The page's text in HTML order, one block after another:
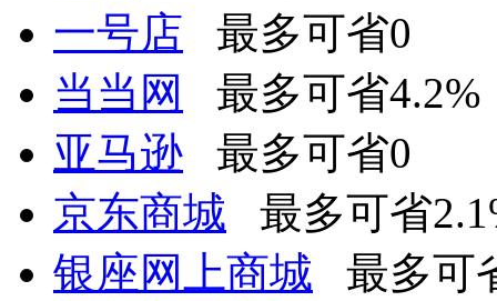
一号店 最多可省0
当当网
最多可省4.2%
亚马逊 最多可省0
京东商城 最多可省
银座网上商城 最多可